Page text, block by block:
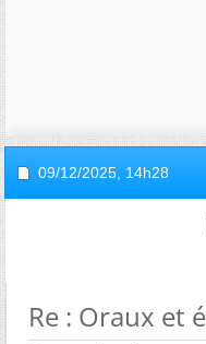
09/12/2025, 14h28
Re : Oraux et